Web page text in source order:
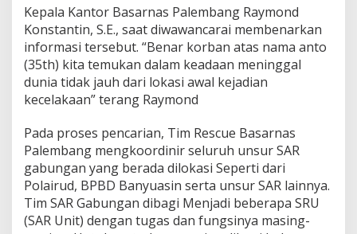
N
T
E
A
M
S
A
G
A
B
U
N
G
A
Kepala Kantor Basarnas Palembang Raymond
Konstantin, S.E., saat diwawancarai membenarkan
informasi tersebut. “Benar korban atas nama anto
(35th) kita temukan dalam keadaan meninggal
dunia tidak jauh dari lokasi awal kejadian
kecelakaan” terang Raymond
Pada proses pencarian, Tim Rescue Basarnas
Palembang mengkoordinir seluruh unsur SAR
gabungan yang berada dilokasi Seperti dari
Polairud, BPBD Banyuasin serta unsur SAR lainnya.
Tim SAR Gabungan dibagi Menjadi beberapa SRU
(SAR Unit) dengan tugas dan fungsinya masing-